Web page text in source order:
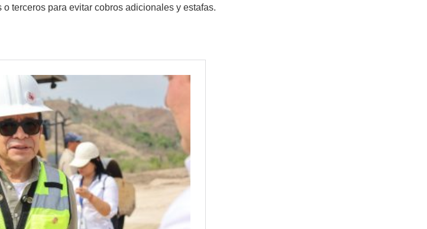
terceros para evitar cobros adicionales y estafas.